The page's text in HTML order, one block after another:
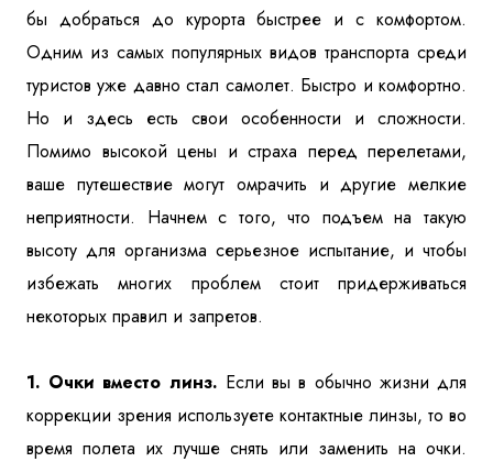
бы добраться до курорта быстрее и с комфортом.
Одним из самых популярных видов транспорта среди
туристов уже давно стал самолет. Быстро и комфортно.
Но и здесь есть свои особенности и сложности.
Помимо высокой цены и страха перед перелетами,
ваше путешествие могут омрачить и другие мелкие
неприятности. Начнем с того, что подъем на такую
высоту для организма серьезное испытание, и чтобы
избежать многих проблем стоит придерживаться
некоторых правил и запретов.
1. Очки вместо линз. Если вы в обычно жизни для
коррекции зрения используете контактные линзы, то во
время полета их лучше снять или заменить на очки.